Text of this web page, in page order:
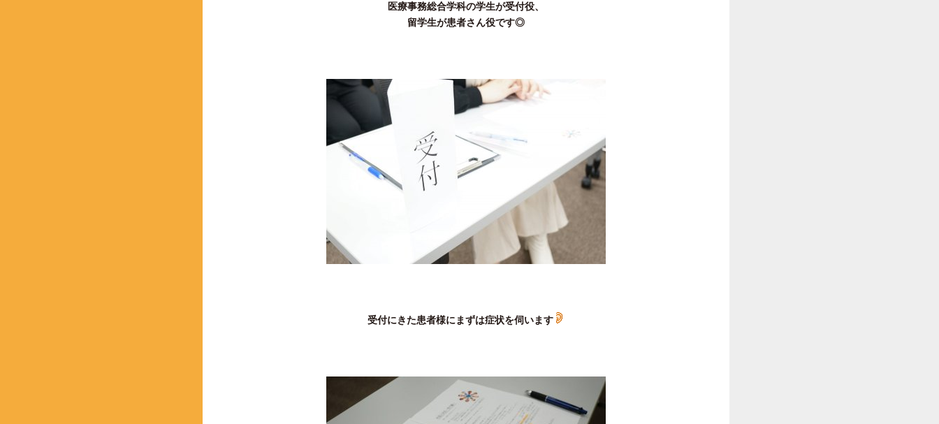
医療事務総合学科の学生が受付役、
留学生が患者さん役です◎
受付にきた患者様にまずは症状を伺います